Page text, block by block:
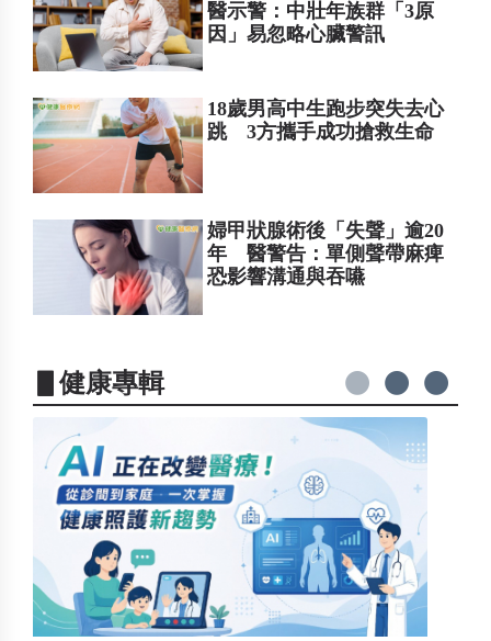
醫示警：中壯年族群「3原
因」易忽略心臟警訊
18歲男高中生跑步突失去心
跳 3方攜手成功搶救生命
婦甲狀腺術後「失聲」逾20
年 醫警告：單側聲帶麻痺
恐影響溝通與吞嚥
▋健康專輯